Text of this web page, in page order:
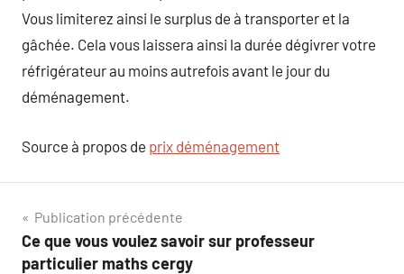
Vous limiterez ainsi le surplus de à transporter et la
gâchée. Cela vous laissera ainsi la durée dégivrer votre
réfrigérateur au moins autrefois avant le jour du
déménagement.
Source à propos de prix déménagement
Navigation
de
Publication précédente
Ce que vous voulez savoir sur professeur
particulier maths cergy